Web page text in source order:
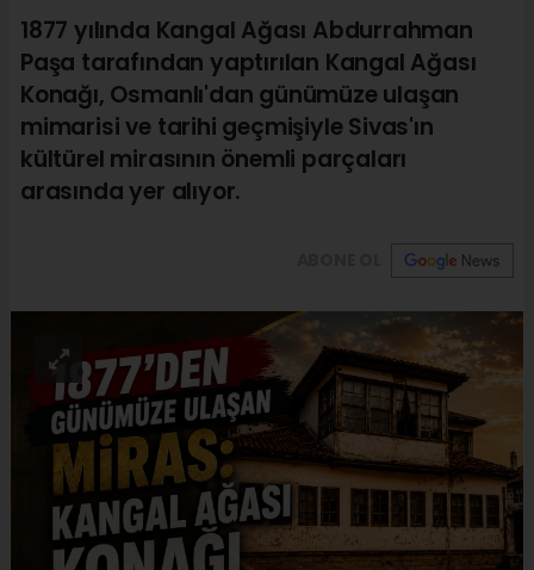
1877 yılında Kangal Ağası Abdurrahman
Paşa tarafından yaptırılan Kangal Ağası
Konağı, Osmanlı'dan günümüze ulaşan
mimarisi ve tarihi geçmişiyle Sivas'ın
kültürel mirasının önemli parçaları
arasında yer alıyor.